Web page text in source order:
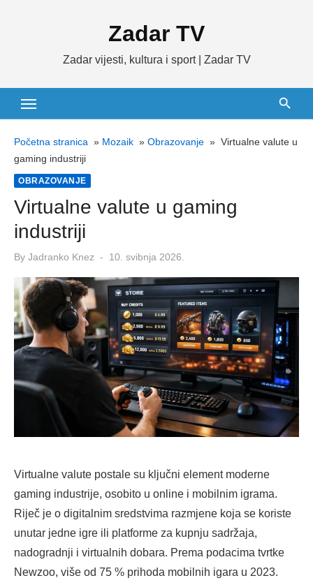
Zadar TV
Zadar vijesti, kultura i sport | Zadar TV
Početna stranica » Mozaik » Obrazovanje » Virtualne valute u
gaming industriji
OBRAZOVANJE
Virtualne valute u gaming
industriji
By Jadranko Knez
Posted
10. svibnja 2026.
Virtualne valute postale su ključni element moderne
gaming industrije, osobito u online i mobilnim igrama.
Riječ je o digitalnim sredstvima razmjene koja se koriste
unutar jedne igre ili platforme za kupnju sadržaja,
nadogradnji i virtualnih dobara. Prema podacima tvrtke
Newzoo, više od 75 % prihoda mobilnih igara u 2023.